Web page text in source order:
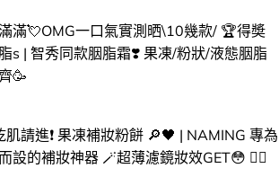
滿💘OMG一口氣實測晒\10幾款/ 🏆得奬
s | 智秀同款胭脂霜❣️ 果凍/粉狀/液態胭脂
🥳
請進❗ 果凍補妝粉餅 🔎🖤 | NAMING 專為
設的補妝神器 🪄超薄濾鏡妝效GET😳 ​✌🏻​